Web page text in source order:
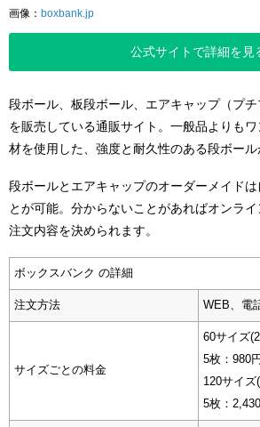
画像： boxbank.jp
公式サイトで詳細を見
段ボール、板段ボール、エアキャップ（プ
を販売している通販サイト。一般品よりも
材を使用した、強度と耐久性のある段ボール
段ボールとエアキャップのオーダーメイドは
とが可能。分からないことがあればオンラ
注文内容を決められます。
ボックスバンク の詳細
注文方法 WEB、電
サイズごとの料金
60サイズ
5枚：980
120サイ
5枚：